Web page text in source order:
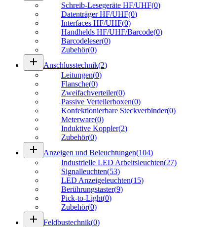
Schreib-Lesegeräte HF/UHF(0)
Datenträger HF/UHF(0)
Interfaces HF/UHF(0)
Handhelds HF/UHF/Barcode(0)
Barcodeleser(0)
Zubehör(0)
add Anschlusstechnik(2)
Leitungen(0)
Flansche(0)
Zweifachverteiler(0)
Passive Verteilerboxen(0)
Konfektionierbare Steckverbinder(0)
Meterware(0)
Induktive Koppler(2)
Zubehör(0)
add Anzeigen und Beleuchtungen(104)
Industrielle LED Arbeitsleuchten(27)
Signalleuchten(53)
LED Anzeigeleuchten(15)
Berührungstaster(9)
Pick-to-Light(0)
Zubehör(0)
add Feldbustechnik(0)